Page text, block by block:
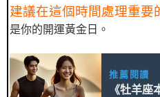
建議在這個時間處理重要
是你的開運黃金日。
推薦閱讀
《牡羊